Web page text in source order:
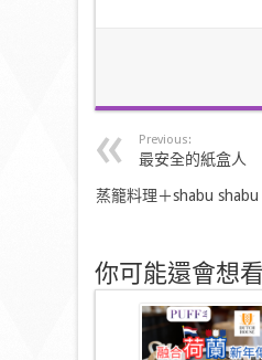
Previous:
最安全的紙盒人
蒸籠料理＋shabu
你可能還會想看